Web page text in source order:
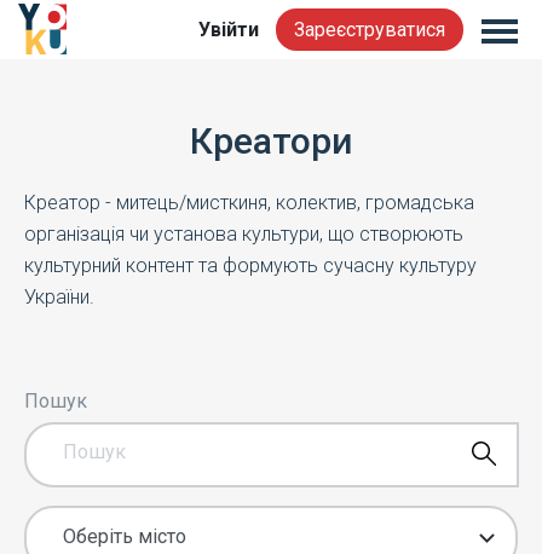
Увійти Зареєструватися
Креатори
Креатор - митець/мисткиня, колектив, громадська
організація чи установа культури, що створюють
культурний контент та формують сучасну культуру
України.
Пошук
Оберіть місто